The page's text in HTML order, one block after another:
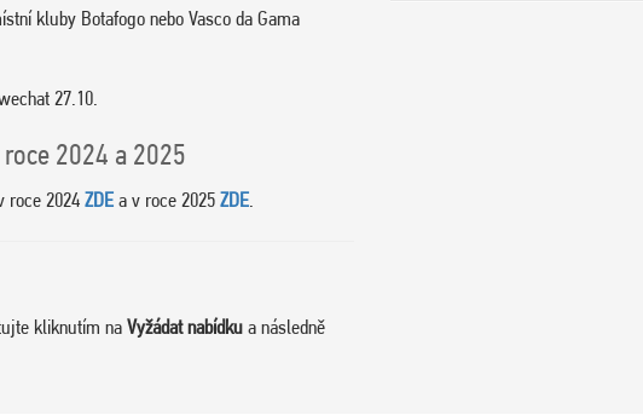
kluby Botafogo nebo Vasco da Gama
27.10.
2024 a 2025
roce 2024 ZDE a v roce 2025 ZDE
kliknutím na Vyžádat nabídku a následně